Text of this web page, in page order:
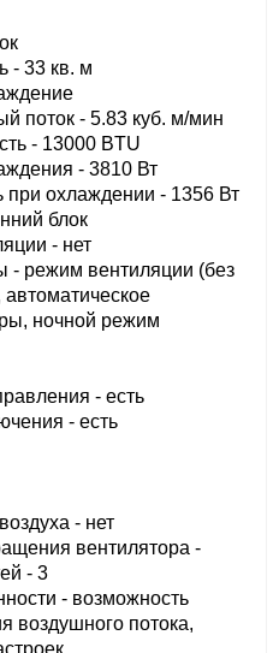
- 33 кв. м
поток - 5.83 куб. м/мин
- 13000 BTU
- 3810 Вт
охлаждении - 1356 Вт
блок
- нет
режим вентиляции (без
ночной режим
- есть
- есть
- нет
вентилятора -
- 3
- возможность
воздушного потока,